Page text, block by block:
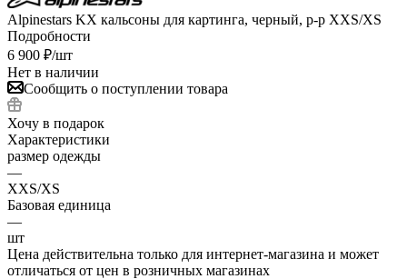
Alpinestars KX кальсоны для картинга, черный, р-р XXS/XS
Подробности
6 900 ₽/шт
Нет в наличии
Сообщить о поступлении товара
Хочу в подарок
Характеристики
размер одежды
—
XXS/XS
Базовая единица
—
шт
Цена действительна только для интернет-магазина и может
отличаться от цен в розничных магазинах